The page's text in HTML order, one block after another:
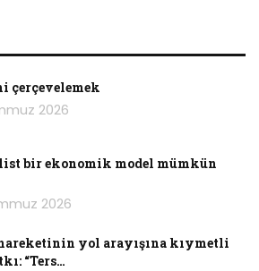
çerçevelemek
2026
bir ekonomik model mümkün
2026
yol arayışına kıymetli
“Ters…